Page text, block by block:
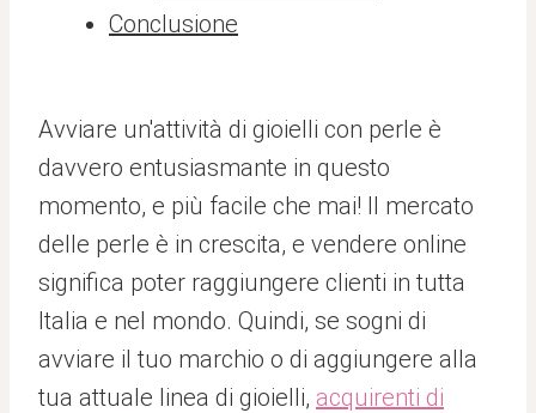
Conclusione
Avviare un'attività di gioielli con perle è
davvero entusiasmante in questo
momento, e più facile che mai! Il mercato
delle perle è in crescita, e vendere online
significa poter raggiungere clienti in tutta
Italia e nel mondo. Quindi, se sogni di
avviare il tuo marchio o di aggiungere alla
tua attuale linea di gioielli, acquirenti di